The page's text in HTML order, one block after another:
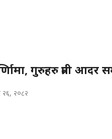
गुरुहरु प्रती आदर
२६, २०८२